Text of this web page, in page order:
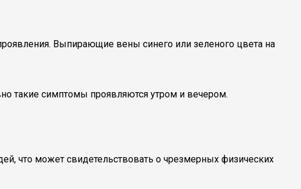
Выпирающие вены синего или зеленого цвета на
такие симптомы проявляются утром и вечером.
что может свидетельствовать о чрезмерных физических